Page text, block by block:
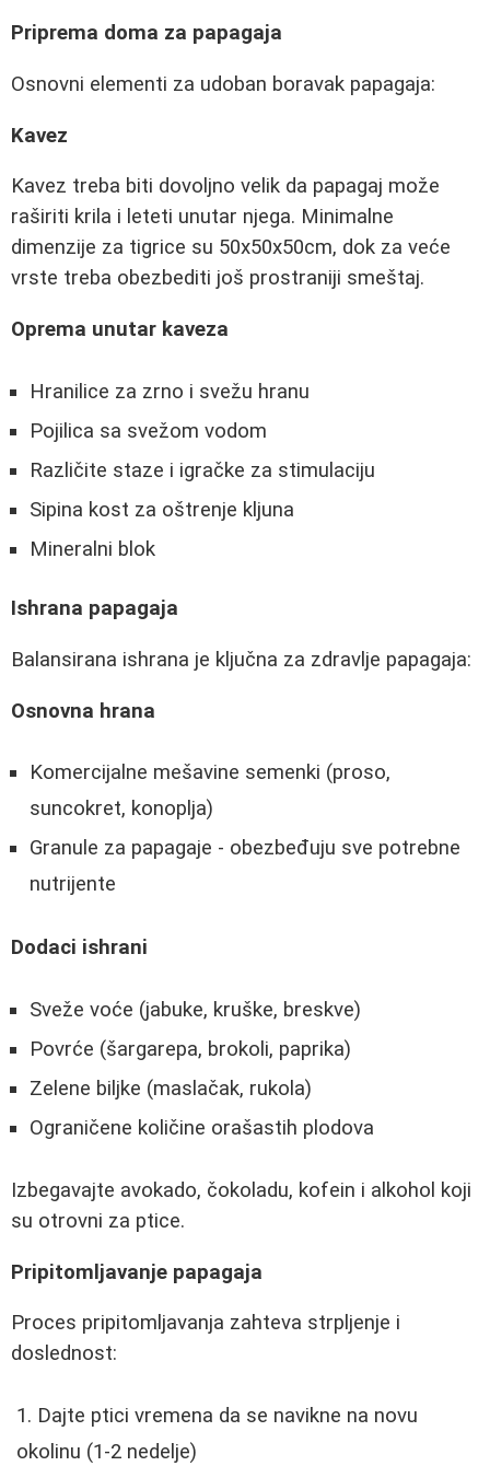
Priprema doma za papagaja
Osnovni elementi za udoban boravak papagaja:
Kavez
Kavez treba biti dovoljno velik da papagaj može
raširiti krila i leteti unutar njega. Minimalne
dimenzije za tigrice su 50x50x50cm, dok za veće
vrste treba obezbediti još prostraniji smeštaj.
Oprema unutar kaveza
Hranilice za zrno i svežu hranu
Pojilica sa svežom vodom
Različite staze i igračke za stimulaciju
Sipina kost za oštrenje kljuna
Mineralni blok
Ishrana papagaja
Balansirana ishrana je ključna za zdravlje papagaja:
Osnovna hrana
Komercijalne mešavine semenki (proso,
suncokret, konoplja)
Granule za papagaje - obezbeđuju sve potrebne
nutrijente
Dodaci ishrani
Sveže voće (jabuke, kruške, breskve)
Povrće (šargarepa, brokoli, paprika)
Zelene biljke (maslačak, rukola)
Ograničene količine orašastih plodova
Izbegavajte avokado, čokoladu, kofein i alkohol koji
su otrovni za ptice.
Pripitomljavanje papagaja
Proces pripitomljavanja zahteva strpljenje i
doslednost:
Dajte ptici vremena da se navikne na novu
okolinu (1-2 nedelje)